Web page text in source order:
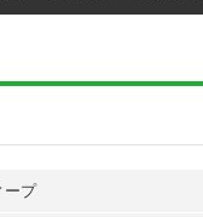
ープ